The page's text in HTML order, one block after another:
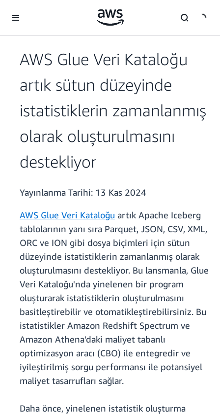
AWS Glue Veri Kataloğu
artık sütun düzeyinde
istatistiklerin zamanlanmış
olarak oluşturulmasını
destekliyor
Yayınlanma Tarihi: 13 Kas 2024
AWS Glue Veri Kataloğu artık Apache Iceberg
tablolarının yanı sıra Parquet, JSON, CSV, XML,
ORC ve ION gibi dosya biçimleri için sütun
düzeyinde istatistiklerin zamanlanmış olarak
oluşturulmasını destekliyor. Bu lansmanla, Glue
Veri Kataloğu'nda yinelenen bir program
oluşturarak istatistiklerin oluşturulmasını
basitleştirebilir ve otomatikleştirebilirsiniz. Bu
istatistikler Amazon Redshift Spectrum ve
Amazon Athena'daki maliyet tabanlı
optimizasyon aracı (CBO) ile entegredir ve
iyileştirilmiş sorgu performansı ile potansiyel
maliyet tasarrufları sağlar.
Daha önce, yinelenen istatistik oluşturma